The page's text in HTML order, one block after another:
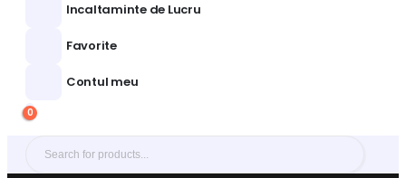
Incaltaminte de Lucru
Favorite
Contul meu
0